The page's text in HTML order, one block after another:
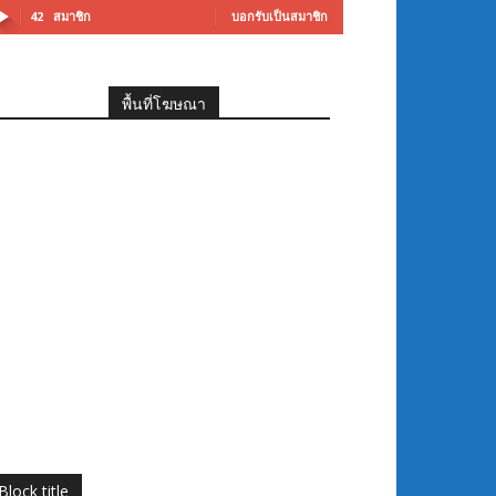
42 สมาชิก บอกรับเป็นสมาชิก
พื้นที่โฆษณา
title